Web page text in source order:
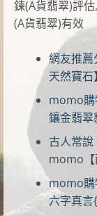
鍊(A貨翡翠)評
(A貨翡翠)有效
網友推
天然寶
momo購
鑲金翡翠
古人常
momo【
momo購
六字真